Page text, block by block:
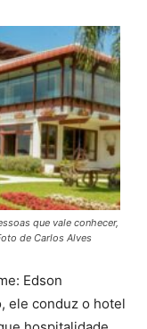
que vale conhecer,
de Carlos Alves
Edson
ele conduz o hotel